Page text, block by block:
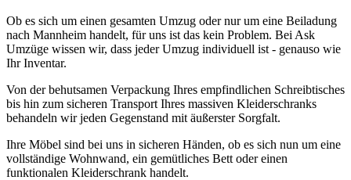
Ob es sich um einen gesamten Umzug oder nur um eine Beiladung
nach Mannheim handelt, für uns ist das kein Problem. Bei Ask
Umzüge wissen wir, dass jeder Umzug individuell ist - genauso wie
Ihr Inventar.
Von der behutsamen Verpackung Ihres empfindlichen Schreibtisches
bis hin zum sicheren Transport Ihres massiven Kleiderschranks
behandeln wir jeden Gegenstand mit äußerster Sorgfalt.
Ihre Möbel sind bei uns in sicheren Händen, ob es sich nun um eine
vollständige Wohnwand, ein gemütliches Bett oder einen
funktionalen Kleiderschrank handelt.